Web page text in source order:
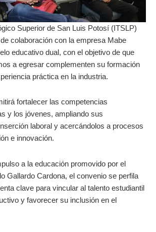
Superior de San Luis Potosí (ITSLP)
colaboración con la empresa Mabe
educativo dual, con el objetivo de que
a egresar complementen su formación
práctica en la industria.
fortalecer las competencias
y los jóvenes, ampliando sus
laboral y acercándolos a procesos
e innovación.
a la educación promovido por el
Gallardo Cardona, el convenio se perfila
clave para vincular al talento estudiantil
y favorecer su inclusión en el